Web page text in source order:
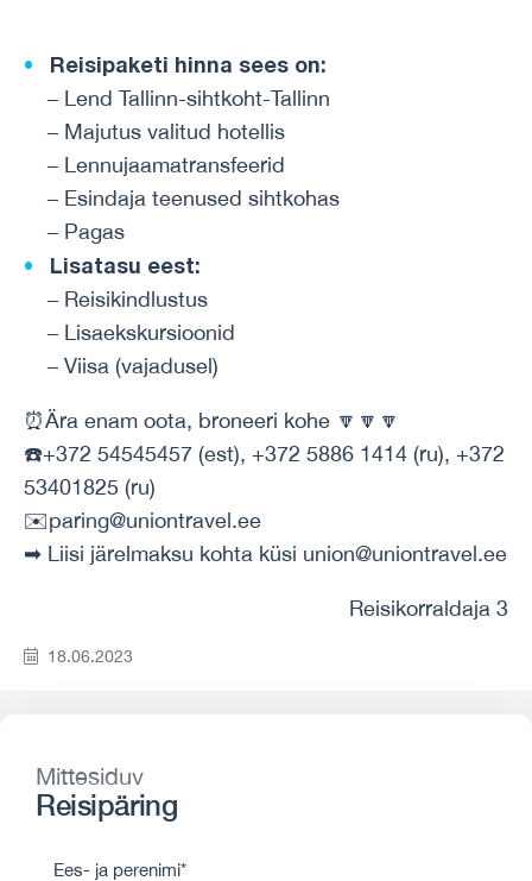
Reisipaketi hinna sees on:
– Lend Tallinn-sihtkoht-Tallinn
– Majutus valitud hotellis
– Lennujaamatransfeerid
– Esindaja teenused sihtkohas
– Pagas
Lisatasu eest:
– Reisikindlustus
– Lisaekskursioonid
– Viisa (vajadusel)
⏰Ära enam oota, broneeri kohe 🔽🔽🔽
☎️+372 54545457 (est), +372 5886 1414 (ru), +372
53401825 (ru)
✉️paring@uniontravel.ee
➡ Liisi järelmaksu kohta küsi union@uniontravel.ee
Reisikorraldaja 3
18.06.2023
Mittesiduv
Reisipäring
Ees- ja perenimi*